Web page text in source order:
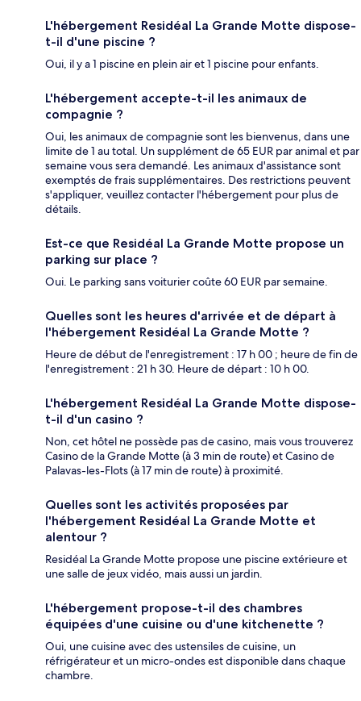
L'hébergement Residéal La Grande Motte dispose-
t-il d'une piscine ?
Oui, il y a 1 piscine en plein air et 1 piscine pour enfants.
L'hébergement accepte-t-il les animaux de
compagnie ?
Oui, les animaux de compagnie sont les bienvenus, dans une
limite de 1 au total. Un supplément de 65 EUR par animal et par
semaine vous sera demandé. Les animaux d'assistance sont
exemptés de frais supplémentaires. Des restrictions peuvent
s'appliquer, veuillez contacter l'hébergement pour plus de
détails.
Est-ce que Residéal La Grande Motte propose un
parking sur place ?
Oui. Le parking sans voiturier coûte 60 EUR par semaine.
Quelles sont les heures d'arrivée et de départ à
l'hébergement Residéal La Grande Motte ?
Heure de début de l'enregistrement : 17 h 00 ; heure de fin de
l'enregistrement : 21 h 30. Heure de départ : 10 h 00.
L'hébergement Residéal La Grande Motte dispose-
t-il d'un casino ?
Non, cet hôtel ne possède pas de casino, mais vous trouverez
Casino de la Grande Motte (à 3 min de route) et Casino de
Palavas-les-Flots (à 17 min de route) à proximité.
Quelles sont les activités proposées par
l'hébergement Residéal La Grande Motte et
alentour ?
Residéal La Grande Motte propose une piscine extérieure et
une salle de jeux vidéo, mais aussi un jardin.
L'hébergement propose-t-il des chambres
équipées d'une cuisine ou d'une kitchenette ?
Oui, une cuisine avec des ustensiles de cuisine, un
réfrigérateur et un micro-ondes est disponible dans chaque
chambre.